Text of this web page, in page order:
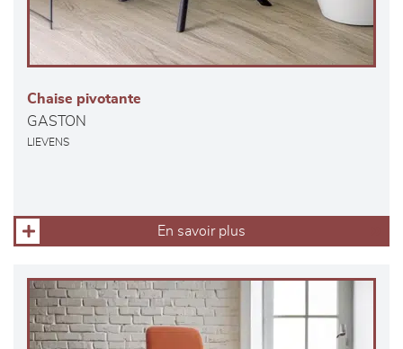
Chaise pivotante
GASTON
LIEVENS
En savoir plus